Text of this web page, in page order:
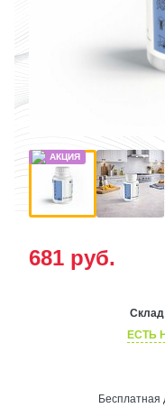
681 руб.
Склад
ЕСТЬ
Бесплатная